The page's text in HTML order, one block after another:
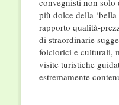
convegnisti non solo
più dolce della ‘bella
rapporto qualità-
di straordinarie
folclorici e culturali,
visite turistiche
estremamente